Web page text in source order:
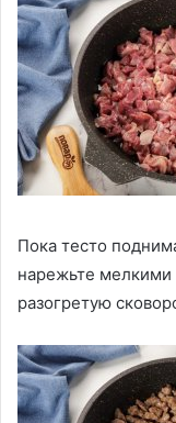
Пока тесто
нарежьте
разогретую